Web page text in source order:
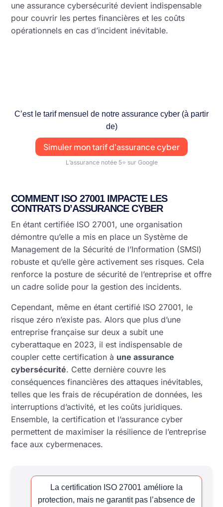
une assurance cybersécurité devient indispensable
pour couvrir les pertes financières et les coûts
opérationnels en cas d’incident inévitable.
C’est le tarif mensuel de notre assurance cyber (à partir
de)
Simuler mon tarif d'assurance cyber
L’assurance notée 5⭐ sur Google
COMMENT ISO 27001 IMPACTE LES
CONTRATS D’ASSURANCE CYBER
En étant certifiée ISO 27001, une organisation
démontre qu’elle a mis en place un Système de
Management de la Sécurité de l’Information (SMSI)
robuste et qu’elle gère activement ses risques. Cela
renforce la posture de sécurité de l’entreprise et offre
un cadre solide pour la gestion des incidents.
Cependant, même en étant certifié ISO 27001, le
risque zéro n’existe pas. Alors que plus d’une
entreprise française sur deux a subit une
cyberattaque en 2023, il est indispensable de
coupler cette certification à une assurance
cybersécurité. Cette dernière couvre les
conséquences financières des attaques inévitables,
telles que les frais de récupération de données, les
interruptions d’activité, et les coûts juridiques.
Ensemble, la certification et l’assurance cyber
permettent de maximiser la résilience de l’entreprise
face aux cybermenaces.
La certification ISO 27001 améliore la
protection, mais ne garantit pas l’absence de